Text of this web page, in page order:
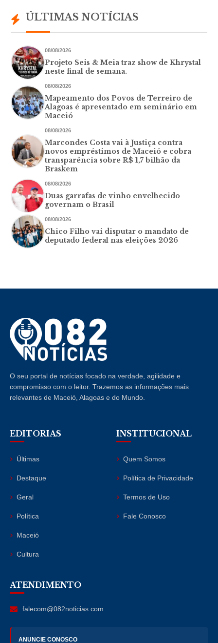
ÚLTIMAS NOTÍCIAS
08/08/2026
Projeto Seis & Meia traz show de Khrystal
neste final de semana.
08/08/2026
Mapeamento dos Povos de Terreiro de
Alagoas é apresentado em seminário em
Maceió
08/08/2026
Marcondes Costa vai à Justiça contra
novos empréstimos de Maceió e cobra
transparência sobre R$ 1,7 bilhão da
Braskem
08/08/2026
Duas garrafas de vinho envelhecido
governam o Brasil
08/08/2026
Chico Filho vai disputar o mandato de
deputado federal nas eleições 2026
O seu portal de notícias focado na verdade, agilidade e
compromisso com o leitor. Trazemos as informações mais
relevantes de Maceió, Alagoas e do Mundo.
EDITORIAS
Últimas
Destaque
Geral
Política
Maceió
Cultura
INSTITUCIONAL
Quem Somos
Política de Privacidade
Termos de Uso
Fale Conosco
ATENDIMENTO
falecom@082noticias.com
ANUNCIE CONOSCO